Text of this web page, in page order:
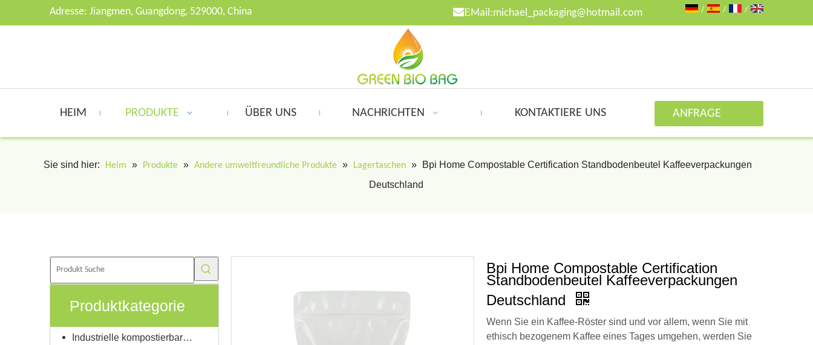
Adresse: Jiangmen, Guangdong, 529000, China EMail:michael_packaging@hotmail.com / / /
HEIM PRODUKTE ÜBER UNS NACHRICHTEN KONTAKTIERE UNS
ANFRAGE
ABSENDEN
Sie sind hier: Heim » Produkte » Andere umweltfreundliche Produkte » Lagertaschen »
Bpi Home Compostable Certification Standbodenbeutel Kaffeeverpackungen
Deutschland
Produktkategorie
Industrielle kompostierbare Taschen
Bpi Home Compostable Certification
Standbodenbeutel Kaffeeverpackungen
Deutschland
Wenn Sie ein Kaffee-Röster sind und vor allem, wenn Sie mit
ethisch bezogenem Kaffee eines Tages umgehen, werden Sie